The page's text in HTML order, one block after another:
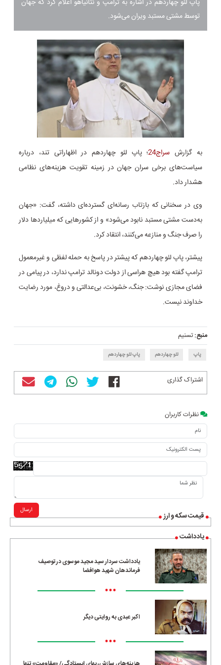
قیمت سکه و ارز
یادداشت
یادداشت سردار سید مجید موسوی در توصیف
فرماندهان شهید هوافضا
•••
اکبر عبدی به روایتی دیگر
•••
پاپ لئو چهاردهم در اشاره به ترامپ و نتانیاهو اعلام کرد که جهان
توسط مشتی مستبد ویران می‌شود.
به گزارش سراج24
؛ پاپ لئو چهاردهم در اظهاراتی تند، درباره
سیاست‌های برخی سران جهان در زمینه تقویت هزینه‌های نظامی
هشدار داد.
وی در سخنانی که بازتاب رسانه‌ای گسترده‌ای داشته، گفت: «جهان
به‌دست مشتی مستبد نابود می‌شود» و از کشورهایی که میلیاردها دلار
را صرف جنگ و منازعه می‌کنند، انتقاد کرد.
پیشتر، پاپ لئو چهاردهم که پیشتر در پاسخ به حمله لفظی و غیرمعمول
ترامپ گفته بود هیچ هراسی از دولت دونالد ترامپ ندارد، در پیامی در
فضای مجازی نوشت: جنگ‌، خشونت، بی‌عدالتی و دروغ، مورد رضایت
خداوند نیست.
منبع:تسنیم
پاپ لئو چهاردهم پاپ لئو چهاردهم
اشتراک گذاری
نظرات کاربران
ارسال